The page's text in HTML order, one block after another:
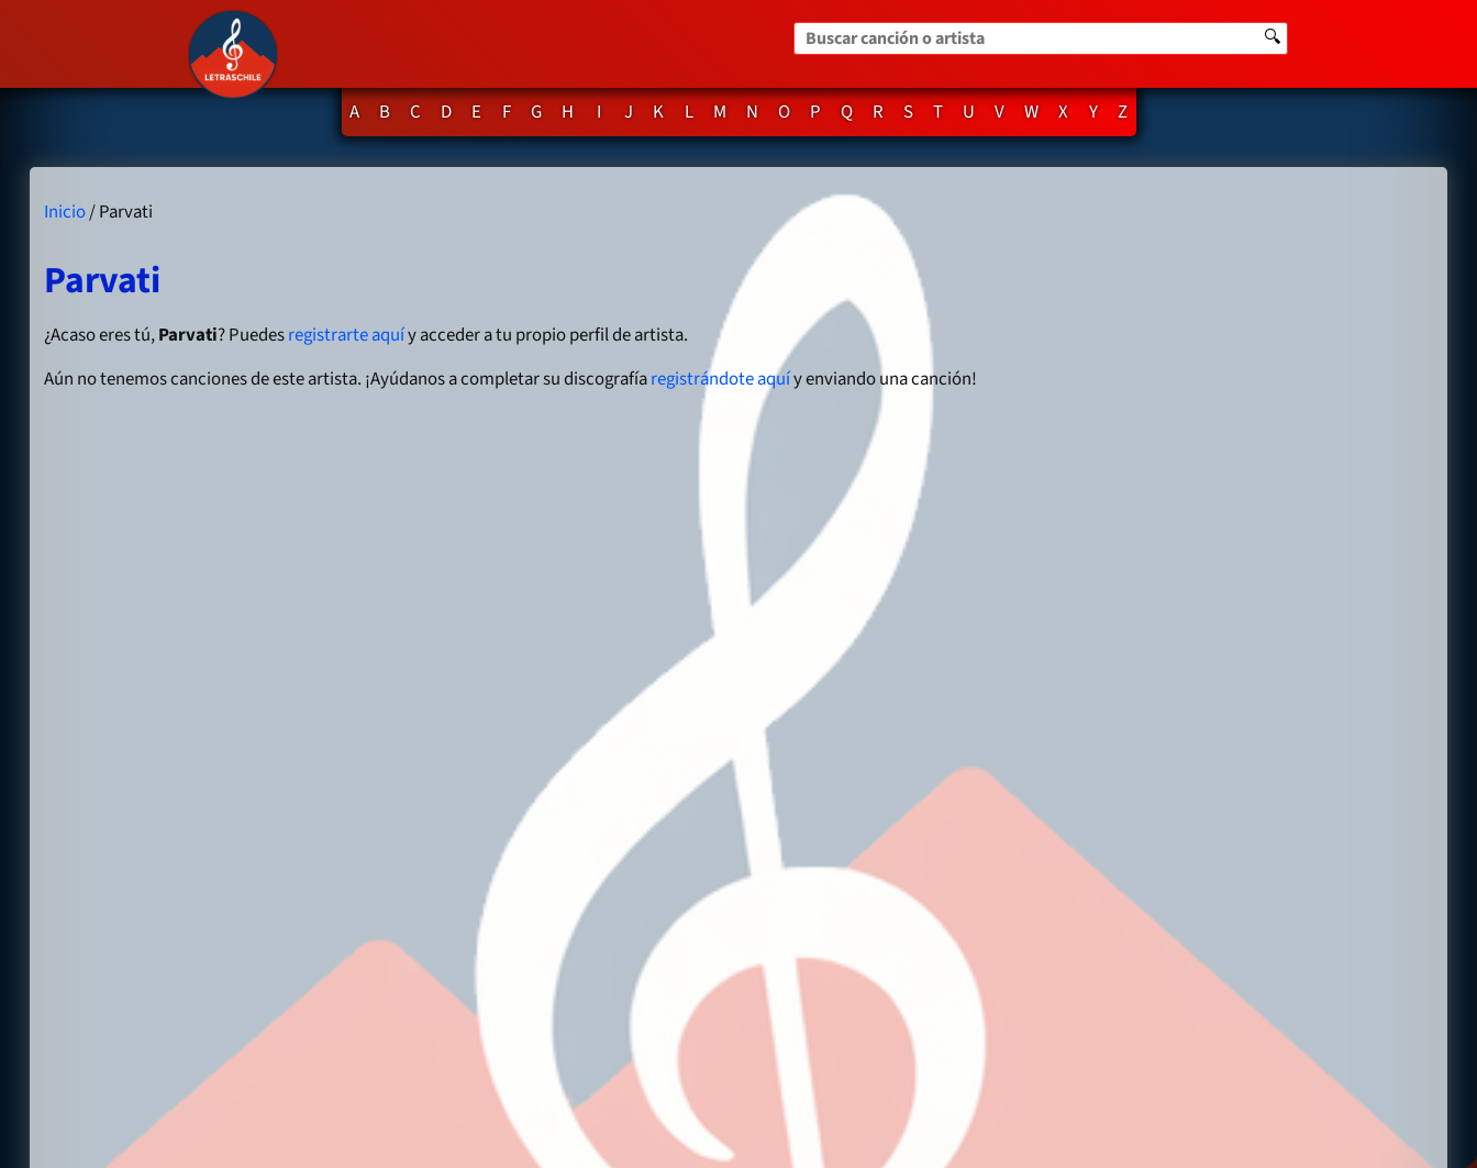
Buscar canción o artista 🔍
A B C D E F G H I J K L M N O P Q R S T U V W X Y Z
Inicio/ Parvati
Parvati
¿Acaso eres tú,Parvati? Puedesregistrarte aquíy acceder a tu propio perfil de artista.
Aún no tenemos canciones de este artista. ¡Ayúdanos a completar su discografíaregistrándote aquíy enviando una canción!